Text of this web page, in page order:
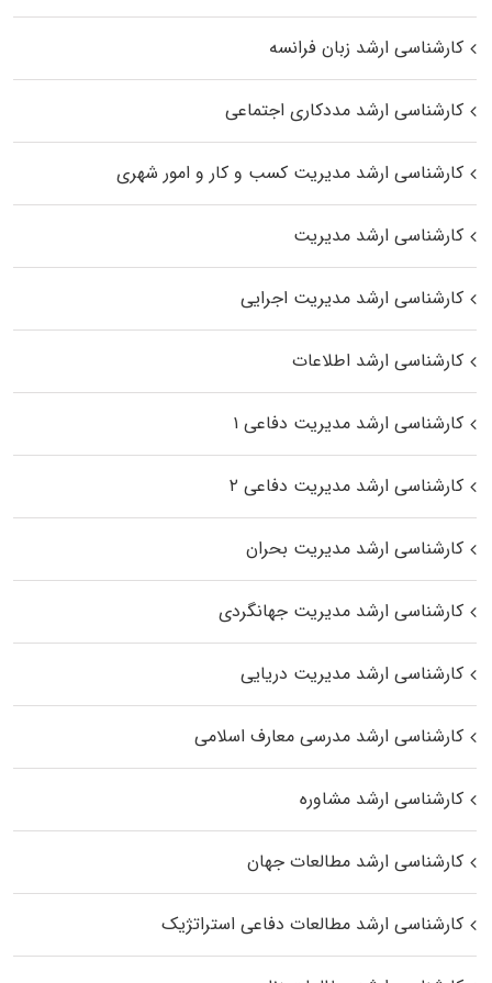
کارشناسی ارشد زبان فرانسه
کارشناسی ارشد مددکاری اجتماعی
کارشناسی ارشد مدیریت کسب و کار و امور شهری
کارشناسی ارشد مدیریت
کارشناسی ارشد مدیریت اجرایی
کارشناسی ارشد اطلاعات
کارشناسی ارشد مدیریت دفاعی ۱
کارشناسی ارشد مدیریت دفاعی ۲
کارشناسی ارشد مدیریت بحران
کارشناسی ارشد مدیریت جهانگردی
کارشناسی ارشد مدیریت دریایی
کارشناسی ارشد مدرسی معارف اسلامی
کارشناسی ارشد مشاوره
کارشناسی ارشد مطالعات جهان
کارشناسی ارشد مطالعات دفاعی استراتژیک